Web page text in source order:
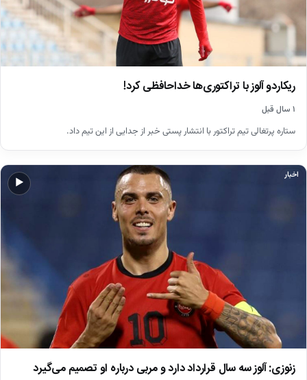
ریکاردو آلوز با تراکتوری‌ها خداحافظی کرد!
۱ سال قبل
ستاره پرتغالی تیم تراکتور با انتشار پستی خبر از جدایی از این تیم داد.
▶
اخبار
زنوزی: آلوز سه سال قرارداد دارد و مربی درباره او تصمیم می‌گیرد